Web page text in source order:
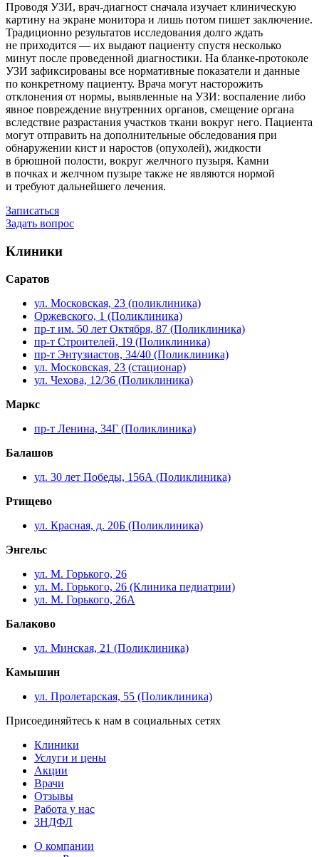
Проводя УЗИ, врач-диагност сначала изучает клиническую
картину на экране монитора и лишь потом пишет заключение.
Традиционно результатов исследования долго ждать
не приходится — их выдают пациенту спустя несколько
минут после проведенной диагностики. На бланке-протоколе
УЗИ зафиксированы все нормативные показатели и данные
по конкретному пациенту. Врача могут насторожить
отклонения от нормы, выявленные на УЗИ: воспаление либо
явное повреждение внутренних органов, смещение органа
вследствие разрастания участков ткани вокруг него. Пациента
могут отправить на дополнительные обследования при
обнаружении кист и наростов (опухолей), жидкости
в брюшной полости, вокруг желчного пузыря. Камни
в почках и желчном пузыре также не являются нормой
и требуют дальнейшего лечения.
Записаться
Задать вопрос
Клиники
Саратов
ул. Московская, 23 (поликлиника)
Оржевского, 1 (Поликлиника)
пр-т им. 50 лет Октября, 87 (Поликлиника)
пр-т Строителей, 19 (Поликлиника)
пр-т Энтузиастов, 34/40 (Поликлиника)
ул. Московская, 23 (стационар)
ул. Чехова, 12/36 (Поликлиника)
Маркс
пр-т Ленина, 34Г (Поликлиника)
Балашов
ул. 30 лет Победы, 156А (Поликлиника)
Ртищево
ул. Красная, д. 20Б (Поликлиника)
Энгельс
ул. М. Горького, 26
ул. М. Горького, 26 (Клиника педиатрии)
ул. М. Горького, 26А
Балаково
ул. Минская, 21 (Поликлиника)
Камышин
ул. Пролетарская, 55 (Поликлиника)
Присоединяйтесь к нам в социальных сетях
Клиники
Услуги и цены
Акции
Врачи
Отзывы
Работа у нас
3НДФЛ
О компании